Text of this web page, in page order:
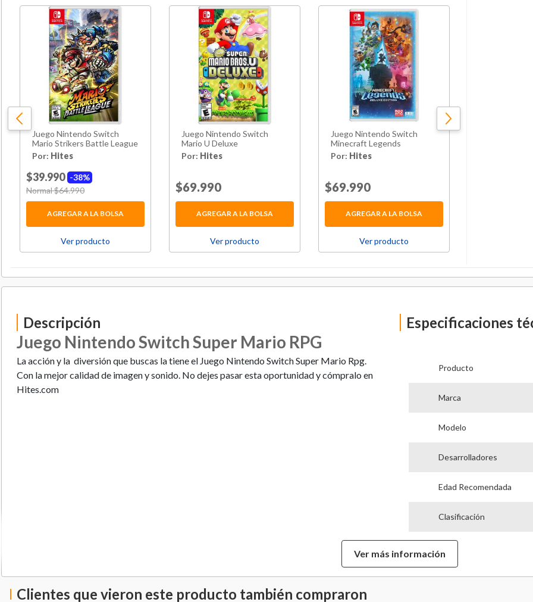
Juego Nintendo Switch
Mario Strikers Battle League
Por: Hites
38%
$39.990
Price reduced from
Normal $64.990
AGREGAR A LA BOLSA
Ver producto
Juego Nintendo Switch
Mario U Deluxe
Por: Hites
Price reduced from
$69.990
AGREGAR A LA BOLSA
Ver producto
Juego Nintendo Switch
Minecraft Legends
Por: Hites
Price reduced from
$69.990
AGREGAR A LA BOLSA
Ver producto
Descripción
Juego Nintendo Switch Super Mario RPG
La acción y la diversión que buscas la tiene el Juego Nintendo Switch Super Mario Rpg.
Con la mejor calidad de imagen y sonido. No dejes pasar esta oportunidad y cómpralo en
Hites.com
Especificaciones
Producto
Marca
Modelo
Desarrolladores
Edad Recomendada
Clasificación
Formato
Ver más información
Clientes que vieron este producto también compraron